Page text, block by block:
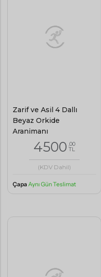
Zarif ve Asil 4 Dallı
Beyaz Orkide
Aranjmanı
4500 ,00
TL
(KDV Dahil)
Çapa Aynı Gün Teslimat